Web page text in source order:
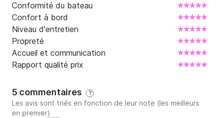
Conformité du bateau
Confort à bord
Niveau d'entretien
Propreté
Accueil et communication
Rapport qualité prix
5 commentaires ?
Les avis sont triés en fonction de leur note (les meilleurs
en premier)